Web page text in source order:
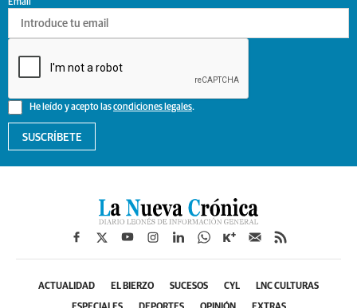
He leído y acepto lascondiciones legales.
Email
SUSCRÍBETE
ACTUALIDAD EL BIERZO SUCESOS CYL LNC CULTURAS